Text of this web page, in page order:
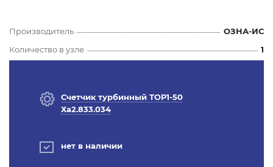
Производитель
ОЗНА-ИС
Количество в узле
1
Счетчик турбинный ТОР1-50
Ха2.833.034
нет в наличии